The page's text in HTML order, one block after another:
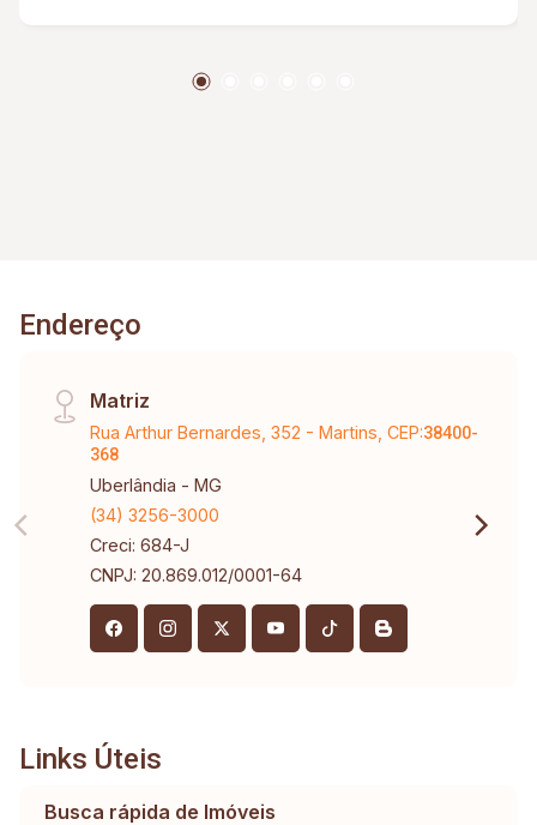
Endereço
Matriz
Rua Arthur Bernardes, 352 - Martins, CEP:38400-
368
Uberlândia - MG
(34) 3256-3000
Creci: 684-J
CNPJ: 20.869.012/0001-64
Links Úteis
Busca rápida de Imóveis